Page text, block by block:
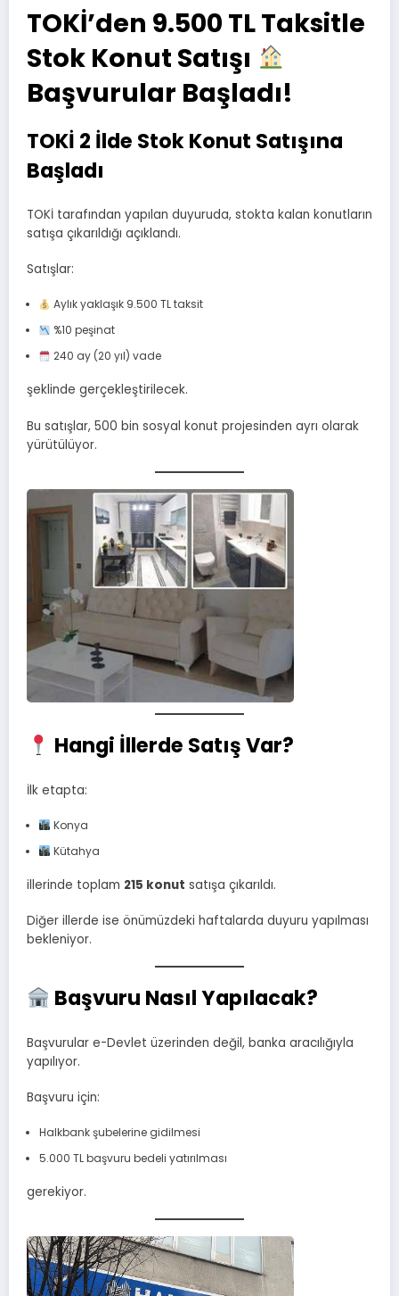
TOKİ’den 9.500 TL Taksitle
Stok Konut Satışı
Başvurular Başladı!
TOKİ 2 İlde Stok Konut Satışına
Başladı
TOKİ tarafından yapılan duyuruda, stokta kalan konutların
satışa çıkarıldığı açıklandı.
Satışlar:
Aylık yaklaşık 9.500 TL taksit
%10 peşinat
240 ay (20 yıl) vade
şeklinde gerçekleştirilecek.
Bu satışlar, 500 bin sosyal konut projesinden ayrı olarak
yürütülüyor.
Hangi İllerde Satış Var?
İlk etapta:
Konya
Kütahya
illerinde toplam 215 konut satışa çıkarıldı.
Diğer illerde ise önümüzdeki haftalarda duyuru yapılması
bekleniyor.
Başvuru Nasıl Yapılacak?
Başvurular e-Devlet üzerinden değil, banka aracılığıyla
yapılıyor.
Başvuru için:
Halkbank şubelerine gidilmesi
5.000 TL başvuru bedeli yatırılması
gerekiyor.